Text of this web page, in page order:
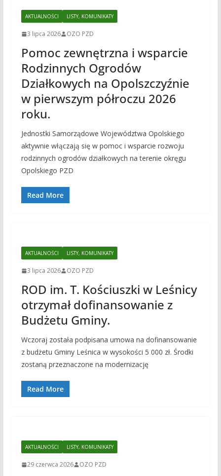
AKTUALNOŚCI LISTY, KOMUNIKATY
3 lipca 2026 OZO PZD
Pomoc zewnętrzna i wsparcie
Rodzinnych Ogrodów
Działkowych na Opolszczyźnie
w pierwszym półroczu 2026
roku.
Jednostki Samorządowe Województwa Opolskiego
aktywnie włączają się w pomoc i wsparcie rozwoju
rodzinnych ogrodów działkowych na terenie okręgu
Opolskiego PZD
Read More
AKTUALNOŚCI LISTY, KOMUNIKATY
3 lipca 2026 OZO PZD
ROD im. T. Kościuszki w Leśnicy
otrzymał dofinansowanie z
Budżetu Gminy.
Wczoraj została podpisana umowa na dofinansowanie
z budżetu Gminy Leśnica w wysokości 5 000 zł. Środki
zostaną przeznaczone na modernizację
Read More
AKTUALNOŚCI LISTY, KOMUNIKATY
29 czerwca 2026 OZO PZD